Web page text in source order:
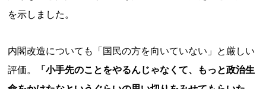
を示しました。
内閣改造についても「国民の方を向いていない」と厳しい
評価。
「小手先のことをやるんじゃなくて、もっと政治生